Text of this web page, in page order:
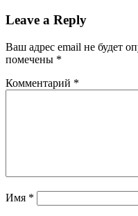
Leave a Reply
Ваш адрес email не будет
помечены *
Комментарий *
Имя *